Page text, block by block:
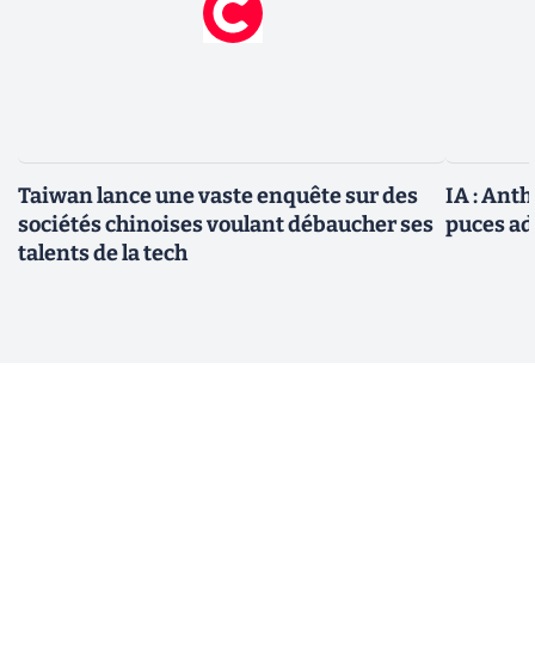
Taiwan lance une vaste enquête sur des
sociétés chinoises voulant débaucher ses
talents de la tech
IA :
puces